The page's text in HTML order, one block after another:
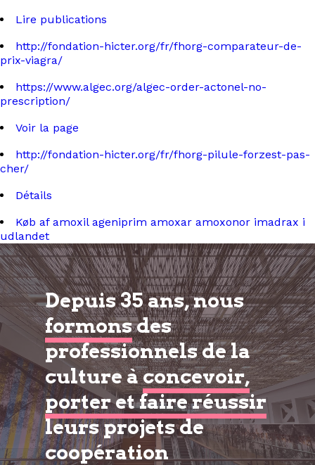
Lire publications
http://fondation-hicter.org/fr/fhorg-comparateur-de-
prix-viagra/
https://www.algec.org/algec-order-actonel-no-
prescription/
Voir la page
http://fondation-hicter.org/fr/fhorg-pilule-forzest-pas-
cher/
Détails
Køb af amoxil ageniprim amoxar amoxonor imadrax i
udlandet
Depuis 35 ans, nous
formonsdes
professionnels de la
culture àconcevoir,
porter et faire réussir
leurs projets de
coopération